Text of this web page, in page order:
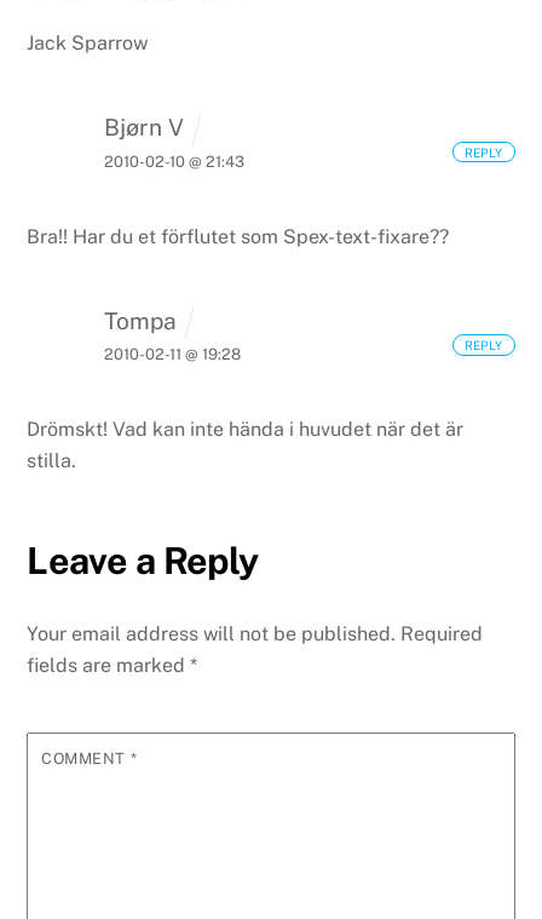
Jack Sparrow
Bjørn V
2010-02-10 @ 21:43
Bra!! Har du et förflutet som Spex-text-fixare??
REPLY
Tompa
2010-02-11 @ 19:28
Drömskt! Vad kan inte hända i huvudet när det är
stilla.
REPLY
Leave a Reply
Your email address will not be published. Required
fields are marked*
COMMENT *